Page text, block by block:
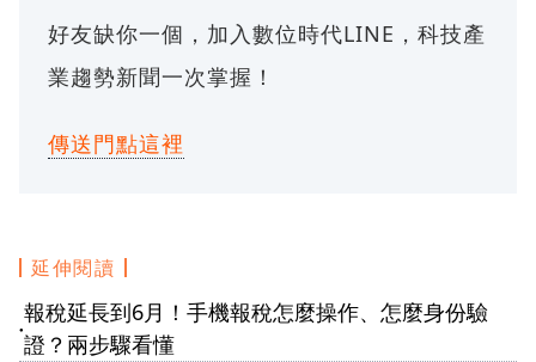
好友缺你一個，加入數位時代LINE，科技產
業趨勢新聞一次掌握！
傳送門點這裡
延伸閱讀
●
報稅延長到6月！手機報稅怎麼操作、怎麼身份驗
證？兩步驟看懂